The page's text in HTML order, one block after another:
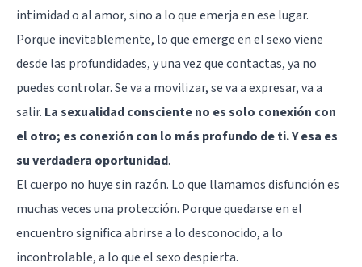
intimidad o al amor, sino a lo que emerja en ese lugar.
Porque inevitablemente, lo que emerge en el sexo viene
desde las profundidades, y una vez que contactas, ya no
puedes controlar. Se va a movilizar, se va a expresar, va a
salir. La sexualidad consciente no es solo conexión con
el otro; es conexión con lo más profundo de ti. Y esa es
su verdadera oportunidad.
El cuerpo no huye sin razón. Lo que llamamos disfunción es
muchas veces una protección. Porque quedarse en el
encuentro significa abrirse a lo desconocido, a lo
incontrolable, a lo que el sexo despierta.